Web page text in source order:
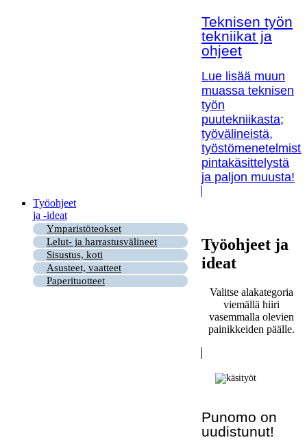
Teknisen työn
tekniikat ja
ohjeet
Lue lisää muun
muassa teknisen
työn
puutekniikasta;
työvälineistä,
pintakäsittelystä
ja paljon muusta!
Työohjeet
ja -ideat
Ymparistöteokset
Lelut- ja harrastusvälineet
Sisustus, koti
Asusteet, vaatteet
Paperituotteet
Työohjeet ja
ideat
Valitse alakategoria
viemällä hiiri
vasemmalla olevien
painikkeiden päälle.
Punomo on
uudistunut!